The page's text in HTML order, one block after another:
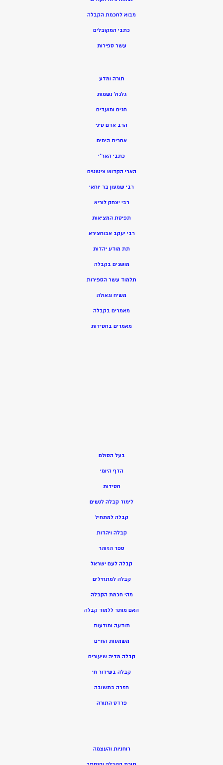
מבוא לחכמת הקבלה
כתבי המקובלים
עשר ספירות
תורה ומדע
גלגול נשמות
חגים ומועדים
הרב אדם סיני
אחרית הימים
כתבי האר”י
הארי הקדוש ציטוטים
רבי שמעון בר יוחאי
רבי יצחק לוריא
תפיסת המציאות
רבי יעקב אבוחצירא
תת מודע יהדות
מושגים בקבלה
תלמוד עשר הספירות
משיח וגאולה
מאמרים בקבלה
מאמרים בחסידות
בעל הסולם
הדף היומי
חסידות
לימוד קבלה לנשים
קבלה למתחיל
קבלה ויהדות
ספר הזוהר
קבלה לעם ישראל
קבלה למתחילים
מהי חכמת הקבלה
האם מותר ללמוד קבלה
תודעה ומודעות
משמעות החיים
קבלה מדיה שיעורים
קבלה בשידור חי
חזרה בתשובה
פרדס התורה
רוחניות והעצמה